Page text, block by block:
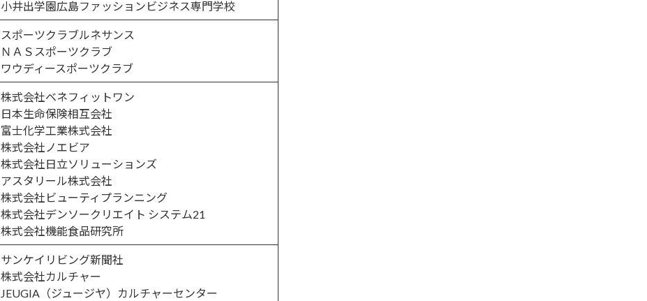
小井出学園広島ファッションビジネス専門学校
スポーツクラブルネサンス
ＮＡＳスポーツクラブ
ワウディースポーツクラブ
株式会社ベネフィットワン
日本生命保険相互会社
富士化学工業株式会社
株式会社ノエビア
株式会社日立ソリューションズ
アスタリール株式会社
株式会社ビューティプランニング
株式会社デンソークリエイト システム21
株式会社機能食品研究所
サンケイリビング新聞社
株式会社カルチャー
JEUGIA（ジュージヤ）カルチャーセンター